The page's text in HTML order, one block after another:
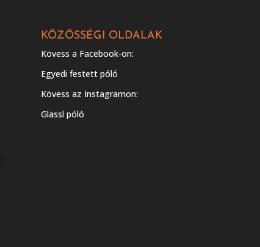
KÖZÖSSÉGI OLDALAK
Kövess a Facebook-on:
Egyedi festett póló
Kövess az Instagramon:
Glassl póló